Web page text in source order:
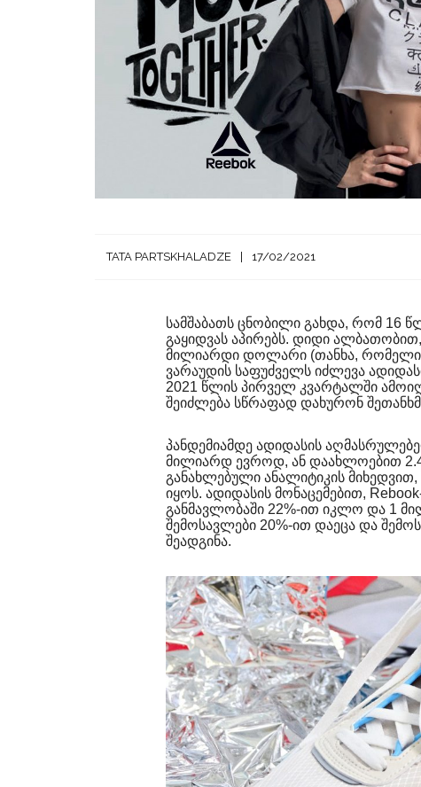
TATA PARTSKHALADZE 17/02/2021
სამშაბათს ცნობილი გახდა, რომ 16
გაყიდვას აპირებს. დიდი
მილიარდი დოლარი (თანხა, რომელიც
ვარაუდის საფუძველს იძლევა
2021 წლის პირველ კვარტალში
შეიძლება სწრაფად დახურონ
პანდემიამდე ადიდასის
მილიარდ ევროდ, ან დაახლოებით
განახლებული ანალიტიკის
იყოს. ადიდასის მონაცემებით,
განმავლობაში 22%-ით იკლო და 1
შემოსავლები 20%-ით დაეცა და
შეადგინა.